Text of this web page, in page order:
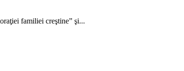
familiei creştine” şi...